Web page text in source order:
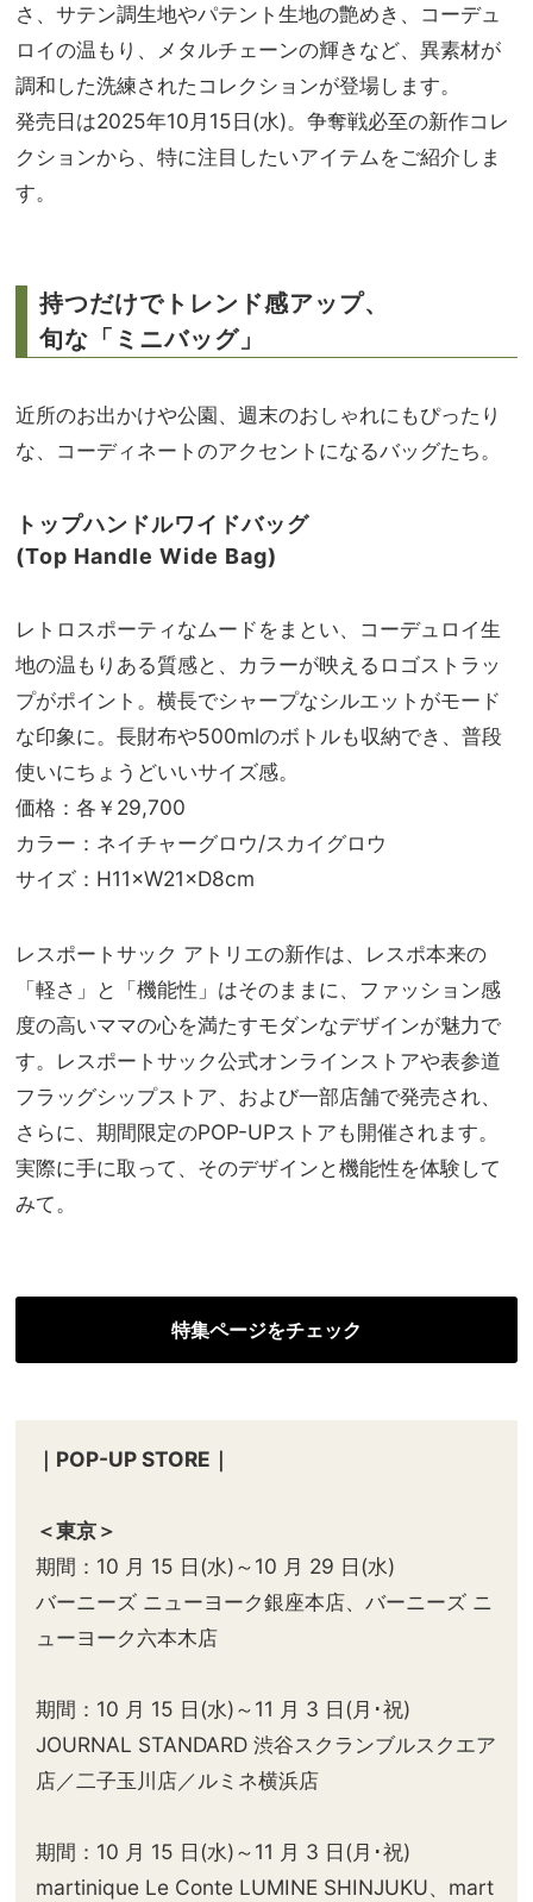
さ、サテン調生地やパテント生地の艶めき、コーデュ
ロイの温もり、メタルチェーンの輝きなど、異素材が
調和した洗練されたコレクションが登場します。
発売日は2025年10月15日(水)。争奪戦必至の新作コレ
クションから、特に注目したいアイテムをご紹介しま
す。
持つだけでトレンド感アップ、
旬な「ミニバッグ」
近所のお出かけや公園、週末のおしゃれにもぴったり
な、コーディネートのアクセントになるバッグたち。
トップハンドルワイドバッグ
(Top Handle Wide Bag)
レトロスポーティなムードをまとい、コーデュロイ生
地の温もりある質感と、カラーが映えるロゴストラッ
プがポイント。横長でシャープなシルエットがモード
な印象に。長財布や500mlのボトルも収納でき、普段
使いにちょうどいいサイズ感。
価格：各￥29,700
カラー：ネイチャーグロウ/スカイグロウ
サイズ：H11×W21×D8cm
レスポートサック アトリエの新作は、レスポ本来の
「軽さ」と「機能性」はそのままに、ファッション感
度の高いママの心を満たすモダンなデザインが魅力で
す。レスポートサック公式オンラインストアや表参道
フラッグシップストア、および一部店舗で発売され、
さらに、期間限定のPOP-UPストアも開催されます。
実際に手に取って、そのデザインと機能性を体験して
みて。
特集ページをチェック
｜POP-UP STORE｜
＜東京＞
期間：10 月 15 日(水)～10 月 29 日(水)
バーニーズ ニューヨーク銀座本店、バーニーズ ニ
ューヨーク六本木店
期間：10 月 15 日(水)～11 月 3 日(月･祝)
JOURNAL STANDARD 渋谷スクランブルスクエア
店／二子玉川店／ルミネ横浜店
期間：10 月 15 日(水)～11 月 3 日(月･祝)
martinique Le Conte LUMINE SHINJUKU、mart